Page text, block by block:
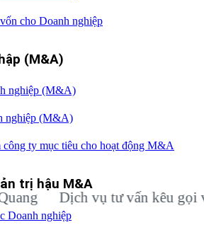
cho Doanh nghiệp
(M&A)
nghiệp (M&A)
nghiệp (M&A)
ty mục tiêu cho hoạt động M&A
trị hậu M&A
Doanh nghiệp
Dịch vụ tư vấn kêu gọi vốn